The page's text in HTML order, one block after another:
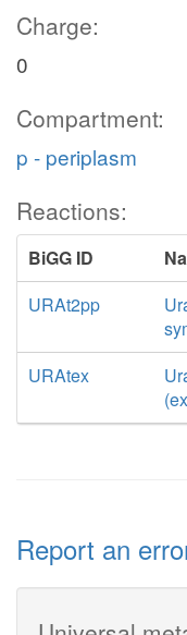
Charge:
0
Compartment:
p - periplasm
Reactions:
BiGG ID
URAt2pp
URAtex
Report an